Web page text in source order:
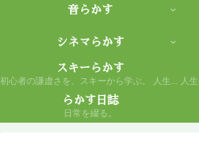
音らかす
シネマらかす
スキーらかす
初心者の謙虚さを、スキーから学ぶ。 人生もまた然り。
らかす日誌
日常を綴る。